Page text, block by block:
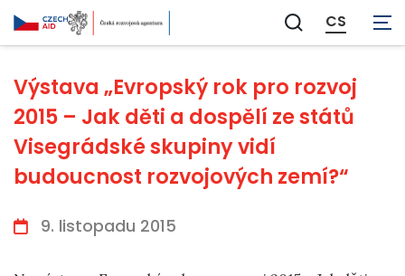
Zobrazit
vyhledávání
CS
Výstava „Evropský rok pro rozvoj
2015 – Jak děti a dospělí ze států
Visegrádské skupiny vidí
budoucnost rozvojových zemí?“
9. listopadu 2015